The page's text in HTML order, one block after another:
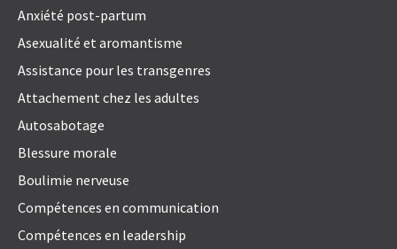
Anxiété post-partum
Asexualité et aromantisme
Assistance pour les transgenres
Attachement chez les adultes
Autosabotage
Blessure morale
Boulimie nerveuse
Compétences en communication
Compétences en leadership